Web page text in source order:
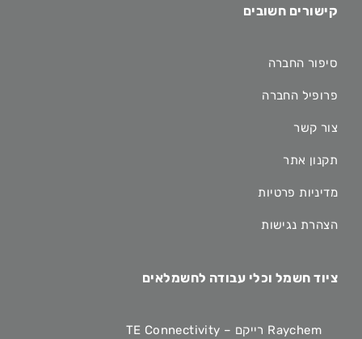
קישורים חשובים
סיפור החברה
פרופיל החברה
צור קשר
תקנון אתר
מדיניות פרטיות
הצהרת נגישות
ציוד חשמל וכלי עבודה לחשמלאים
Raychem רייקם – TE Connectivity